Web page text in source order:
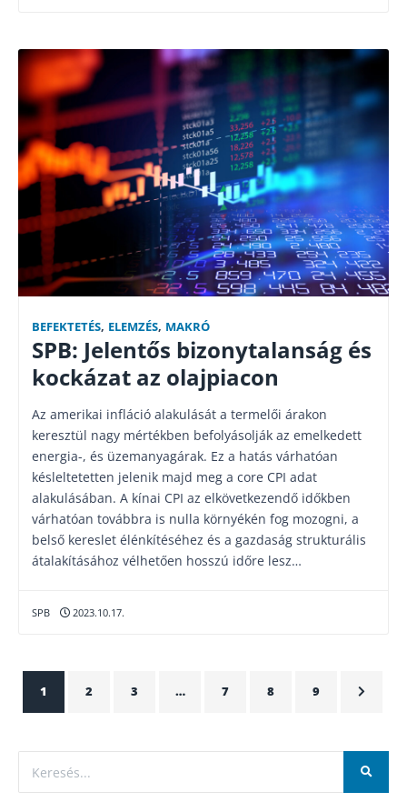
BEFEKTETÉS, ELEMZÉS, MAKRÓ
SPB: Jelentős bizonytalanság és
kockázat az olajpiacon
Az amerikai infláció alakulását a termelői árakon
keresztül nagy mértékben befolyásolják az emelkedett
energia-, és üzemanyagárak. Ez a hatás várhatóan
késleltetetten jelenik majd meg a core CPI adat
alakulásában. A kínai CPI az elkövetkezendő időkben
várhatóan továbbra is nulla környékén fog mozogni, a
belső kereslet élénkítéséhez és a gazdaság strukturális
átalakításához vélhetően hosszú időre lesz…
SPB 2023.10.17.
1 2 3 … 7 8 9